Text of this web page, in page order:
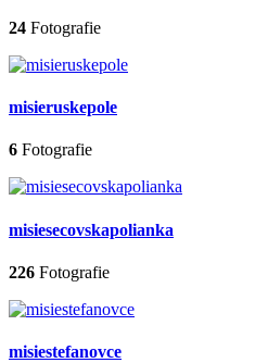
24 Fotografie
misieruskepole
6 Fotografie
misiesecovskapolianka
226 Fotografie
misiestefanovce